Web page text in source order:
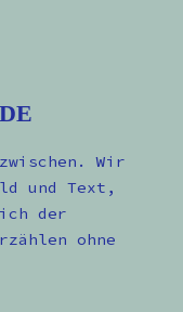
Wir
und Text,
der
ohne